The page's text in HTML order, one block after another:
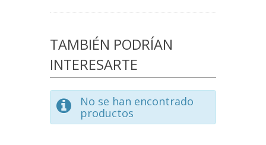
TAMBIÉN PODRÍAN
INTERESARTE
No se han encontrado
productos